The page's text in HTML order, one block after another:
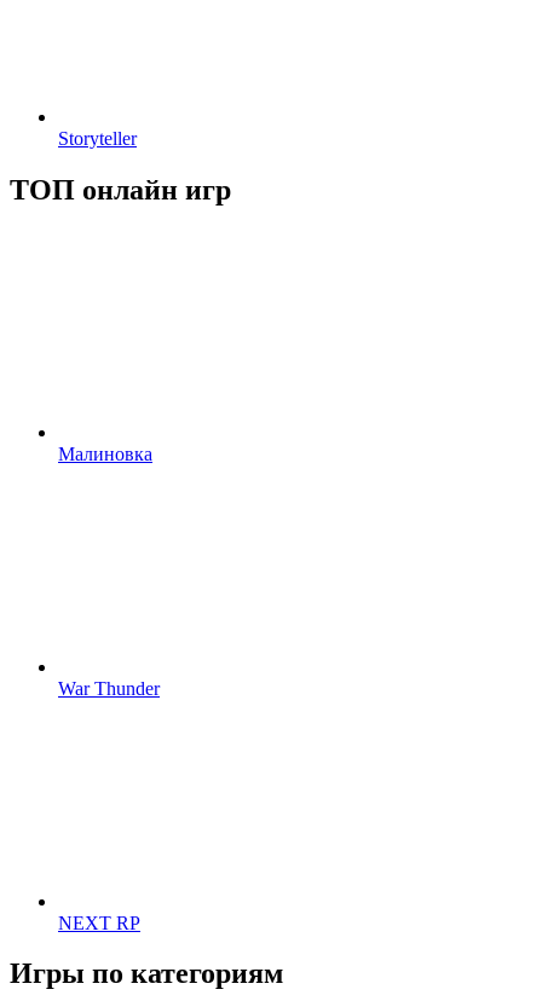
Storyteller
ТОП онлайн игр
Малиновка
War Thunder
NEXT RP
Игры по категориям